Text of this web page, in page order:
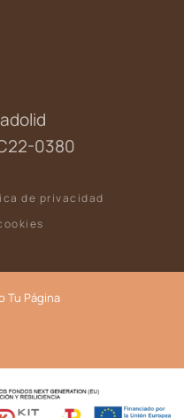
0380
de privacidad
Tu Página